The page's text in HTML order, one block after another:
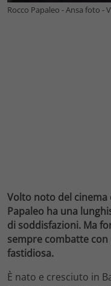
Rocco Papaleo - Ansa foto -
Volto noto del cinema
Papaleo ha una
di soddisfazioni. Ma
sempre combatte
fastidiosa.
È nato e cresciuto in